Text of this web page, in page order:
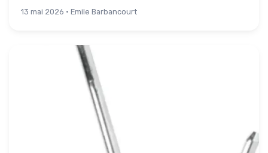
13 mai 2026 · Emile Barbancourt